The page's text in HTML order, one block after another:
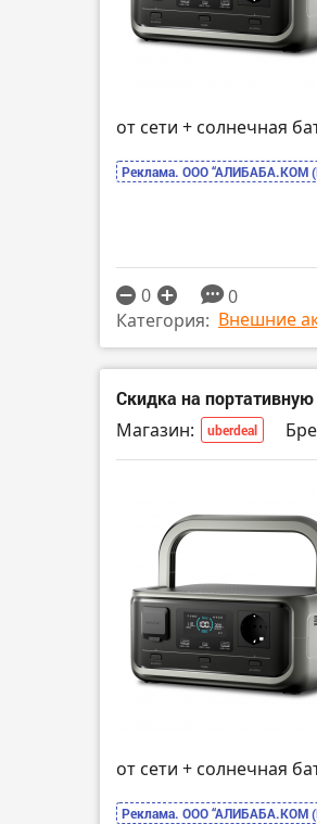
от сети + солнечная
Реклама. ООО “АЛИБАБА.КОМ
0
0
Категория: Внешние
Скидка на
Магазин: uberdeal
от сети + солнечная
Реклама. ООО “АЛИБАБА.КОМ